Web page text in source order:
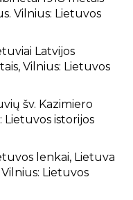
Vilnius: Lietuvos
Latvijos
Vilnius: Lietuvos
šv. Kazimiero
Lietuvos istorijos
lenkai, Lietuva
Lietuvos